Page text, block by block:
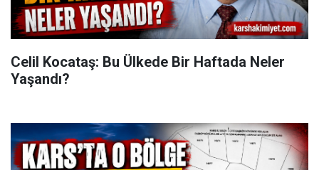
Celil Kocataş: Bu Ülkede Bir Haftada Neler
Yaşandı?